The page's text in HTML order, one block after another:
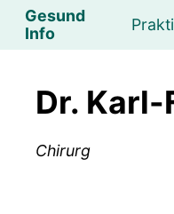
Gesund
Info
Dr. Karl-
Chirurg